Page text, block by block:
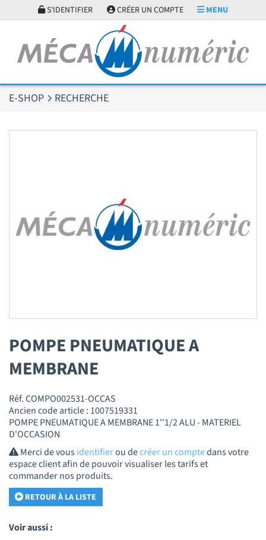
S'IDENTIFIER CRÉER UN COMPTE MENU
E-SHOP RECHERCHE
POMPE PNEUMATIQUE A
MEMBRANE
Réf. COMPO002531-OCCAS
Ancien code article : 1007519331
POMPE PNEUMATIQUE A MEMBRANE 1''1/2 ALU - MATERIEL
D'OCCASION
Merci de vousidentifierou decréer un comptedans votre
espace client afin de pouvoir visualiser les tarifs et
commander nos produits.
RETOUR À LA LISTE
Voir aussi :
Panneau de gestion des cookies